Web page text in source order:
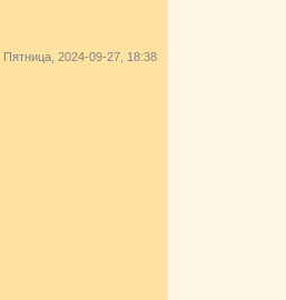
Пятница, 2024-09-27, 18:38